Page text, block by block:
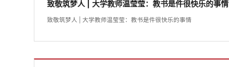
致敬筑梦人 | 大学教师温莹莹：教书是件很快乐的事情
致敬筑梦人 | 大学教师温莹莹：教书是件很快乐的事情